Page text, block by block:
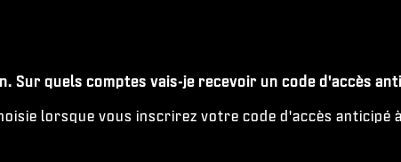
quels comptes vais-je recevoir un code d'accès
lorsque vous inscrirez votre code d'accès anticipé